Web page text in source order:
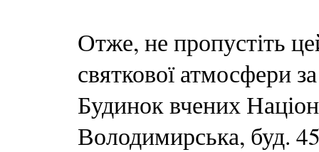
Отже, не пропустіть
святкової атмосфери
Будинок вчених
Володимирська, буд.